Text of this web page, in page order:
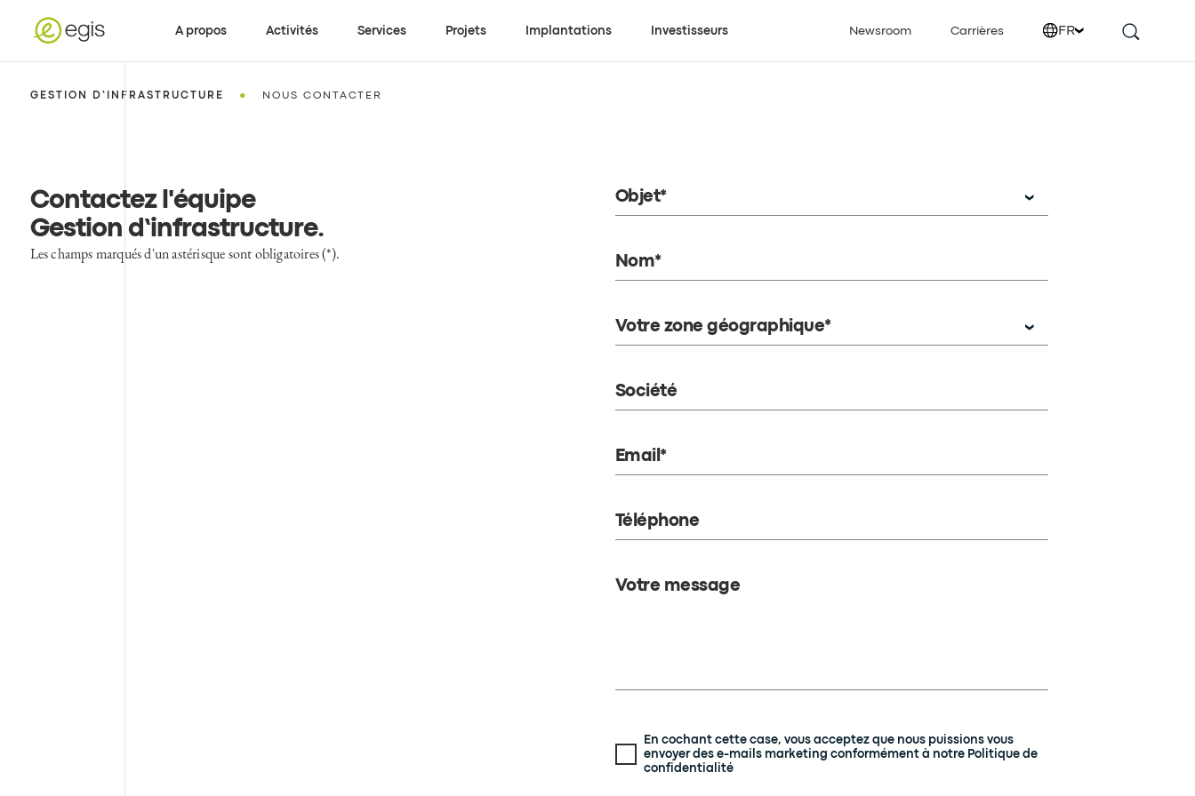
A propos Activités Services Projets Implantations Investisseurs Newsroom Carrières FR
GESTION D’INFRASTRUCTURE • NOUS CONTACTER
Contactez l'équipe
Gestion d’infrastructure.
Les champs marqués d'un astérisque sont obligatoires (*).
Objet*
Nom*
Votre zone géographique*
Société
Email*
Téléphone
Votre message
En cochant cette case, vous acceptez que nous puissions vous
envoyer des e-mails marketing conformément à notre Politique de
confidentialité